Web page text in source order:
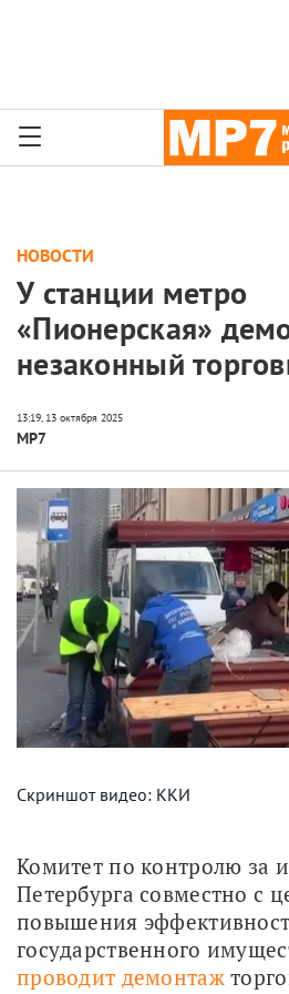
НОВОСТИ
У станции метро
«Пионерская»
незаконный
МР7
Скриншот видео: ККИ
Комитет по контролю за
Петербурга совместно с
повышения
проводит демонтаж